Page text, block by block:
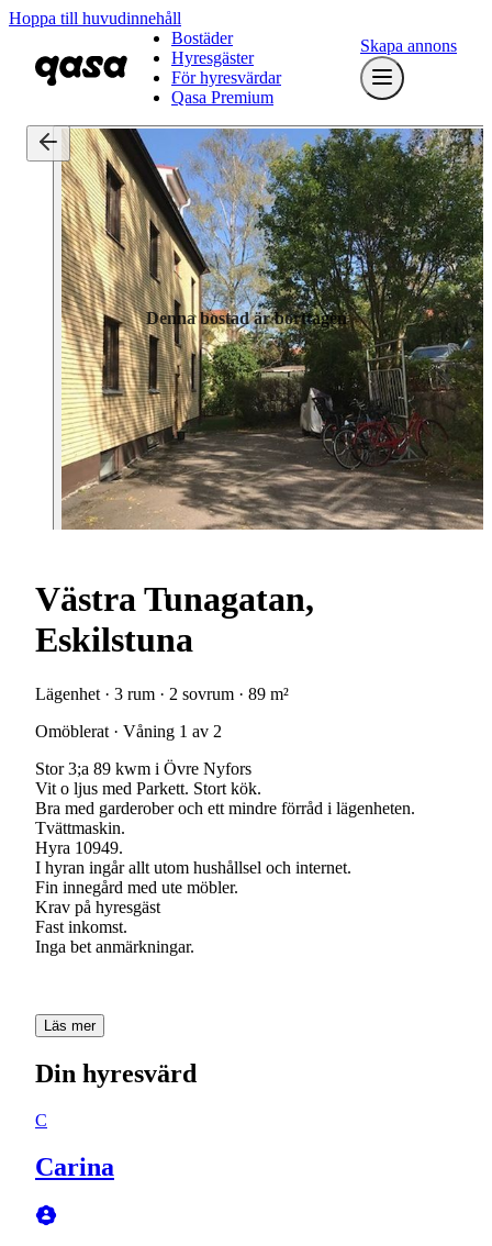
Hoppa till huvudinnehåll
Bostäder
Hyresgäster
För hyresvärdar
Qasa Premium
Skapa annons
Denna bostad är borttagen
Västra Tunagatan,
Eskilstuna
Lägenhet · 3 rum · 2 sovrum · 89 m²
Omöblerat · Våning 1 av 2
Stor 3;a 89 kwm i Övre Nyfors
Vit o ljus med Parkett. Stort kök.
Bra med garderober och ett mindre förråd i lägenheten.
Tvättmaskin.
Hyra 10949.
I hyran ingår allt utom hushållsel och internet.
Fin innegård med ute möbler.
Krav på hyresgäst
Fast inkomst.
Inga bet anmärkningar.
Läs mer
Din hyresvärd
C
Carina